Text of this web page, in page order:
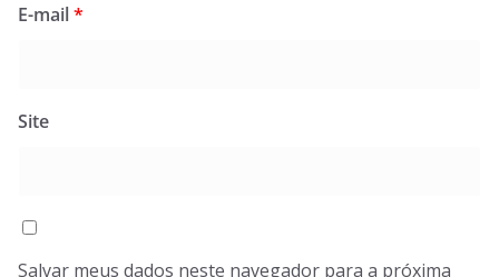
E-mail*
Site
Salvar meus dados neste navegador para a próxima